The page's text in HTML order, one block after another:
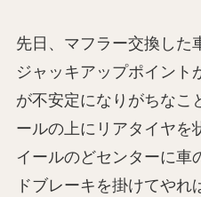
先日、マフラー交換した
ジャッキアップポイント
が不安定になりがちなこ
ールの上にリアタイヤを
イールのどセンターに車
ドブレーキを掛けてやれ